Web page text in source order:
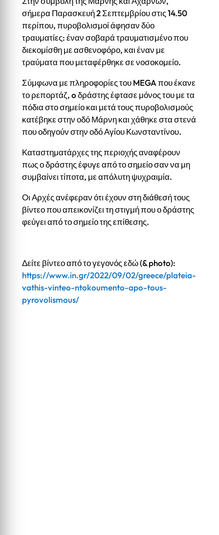
σήμερα Παρασκευή 2 Σεπτεμβρίου στις 14.50
περίπου, πυροβολισμοί άφησαν δύο
τραυματίες: έναν σοβαρά τραυματισμένο που
διεκομίσθη με ασθενοφόρο, και έναν με
τραύματα που μεταφέρθηκε σε νοσοκομείο.
Σύμφωνα με πληροφορίες του MEGA που έκανε
το ρεπορτάζ, o δράστης έφτασε μόνος του με τα
πόδια στο σημείο και μετά τους πυροβολισμούς
κατέβηκε στην οδό Μάρνη και χάθηκε στα στενά
που οδηγούν στην οδό Αγίου Κωνσταντίνου.
Καταστηματάρχες της περιοχής αναφέρουν
πως ο δράστης έφυγε από το σημείο σαν να μη
συμβαίνει τίποτα, με απόλυτη ψυχραιμία.
Οι Αρχές ανέφεραν ότι έχουν στη διάθεσή τους
βίντεο που απεικονίζει τη στιγμή που ο δράστης
φεύγει από το σημείο της επίθεσης.
Δείτε βίντεο από το γεγονός εδώ (& photo):
https://www.in.gr/2022/09/02/greece/plateia-
vathis-vinteo-ntokoumento-apo-tous-
pyrovolismous/